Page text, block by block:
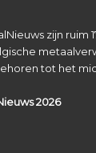
zijn ruim
tot het
2026